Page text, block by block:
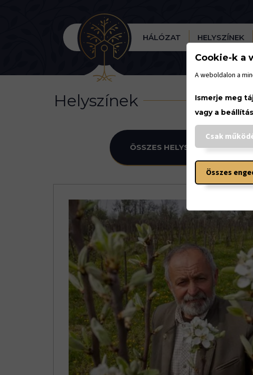
HÁLÓZAT HELYSZÍNEK
Helyszínek
ÖSSZES HELYSZÍN
Cookie-k a
A weboldalon a
Ismerje meg
vagy a
Csak
Összes